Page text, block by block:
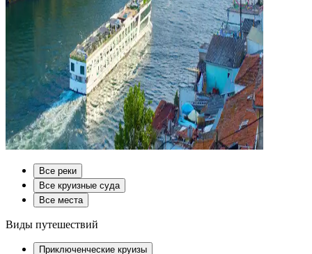
Все реки
Все круизные суда
Все места
Виды путешествий
Приключенческие круизы